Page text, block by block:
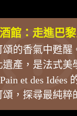
館：走進巴
的香氣中甦醒
產，是法式美
et des Idées
，探尋最純粹